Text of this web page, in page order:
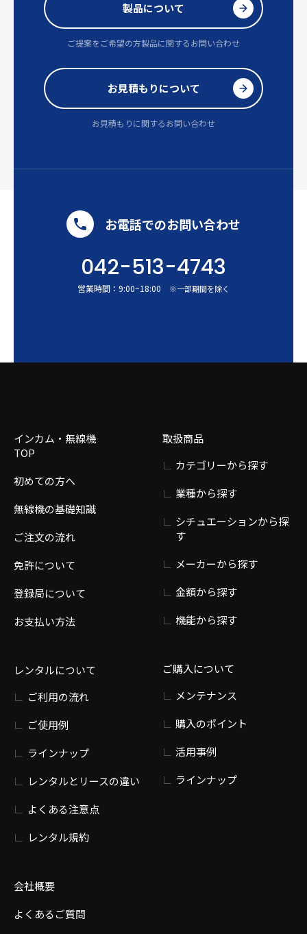
製品について
ご提案をご希望の方製品に関するお問い合わせ
お見積もりについて
お見積もりに関するお問い合わせ
お電話でのお問い合わせ
042-513-4743
営業時間： 9:00~18:00 ※一部期間を除く
インカム・無線機
TOP
初めての方へ
無線機の基礎知識
ご注文の流れ
免許について
登録局について
お支払い方法
レンタルについて
ご利用の流れ
ご使用例
ラインナップ
レンタルとリースの違い
よくある注意点
レンタル規約
会社概要
よくあるご質問
取扱商品
カテゴリーから探す
業種から探す
シチュエーションから探
す
メーカーから探す
金額から探す
機能から探す
ご購入について
メンテナンス
購入のポイント
活用事例
ラインナップ